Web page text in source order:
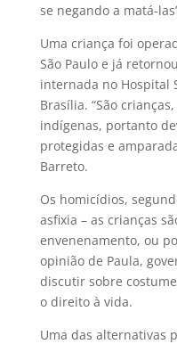
se negando a matá-
Uma criança foi
São Paulo e já
internada no Hospital
Brasília. “São
indígenas, portanto
protegidas e
Barreto.
Os homicídios,
asfixia – as crianças
envenenamento, ou
opinião de Paula,
discutir sobre
o direito à vida.
Uma das alternativas